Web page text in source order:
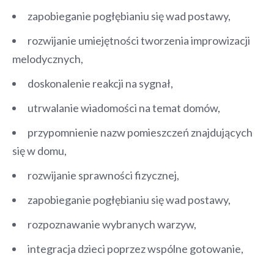
zapobieganie pogłębianiu się wad postawy,
rozwijanie umiejętności tworzenia improwizacji
melodycznych,
doskonalenie reakcji na sygnał,
utrwalanie wiadomości na temat domów,
przypomnienie nazw pomieszczeń znajdujących
się w domu,
rozwijanie sprawności fizycznej,
zapobieganie pogłębianiu się wad postawy,
rozpoznawanie wybranych warzyw,
integracja dzieci poprzez wspólne gotowanie,